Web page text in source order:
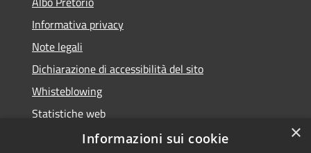
Informativa privacy
Note legali
Dichiarazione di accessibilità del sito
Whisteblowing
Statistiche web
Segnalazioni di non conformità
×
Informazioni sui cookie